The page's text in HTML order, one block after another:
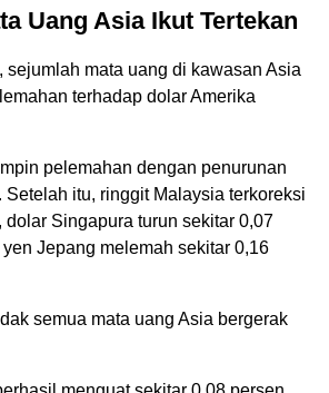
Uang Asia Ikut Tertekan
sejumlah mata uang di kawasan Asia
terhadap dolar Amerika
pelemahan dengan penurunan
Setelah itu, ringgit Malaysia terkoreksi
dolar Singapura turun sekitar 0,07
Jepang melemah sekitar 0,16
semua mata uang Asia bergerak